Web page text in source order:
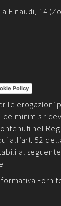
Einaudi, 14
Policy
le erogazioni
minimis
nel
all’art. 52
al